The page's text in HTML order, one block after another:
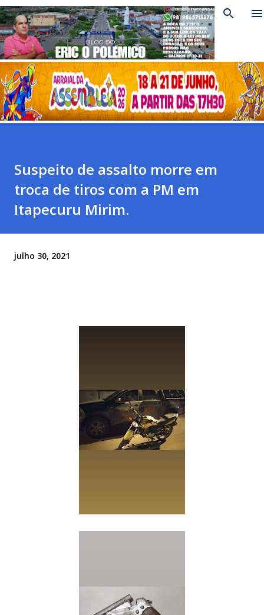
Pular para o conteúdo principal
Suspeito de assalto morre em
troca de tiros com a PM em
Itapecuru Mirim.
julho 30, 2021